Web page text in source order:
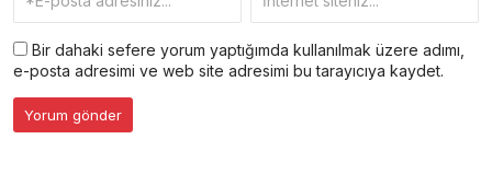
Bir dahaki sefere yorum yaptığımda kullanılmak üzere adımı,
e-posta adresimi ve web site adresimi bu tarayıcıya kaydet.